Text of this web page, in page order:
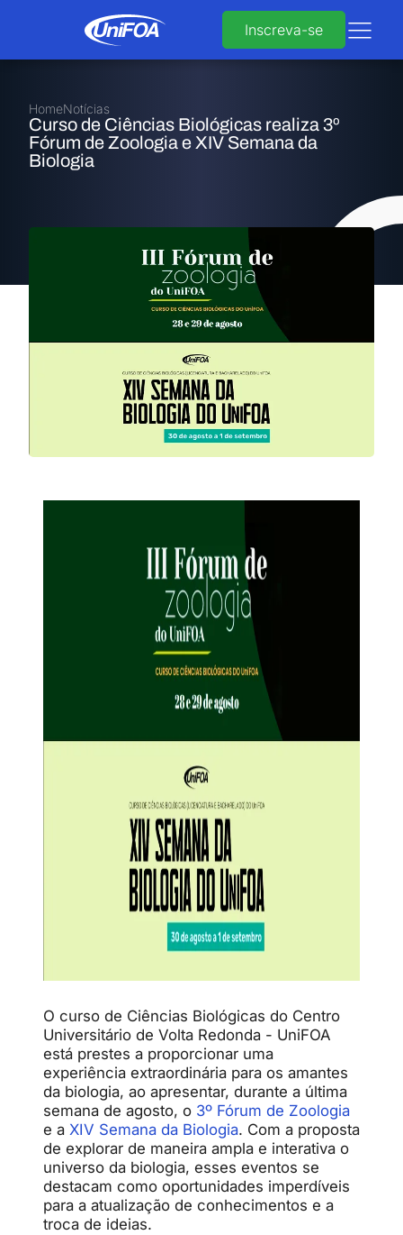
Inscreva-se
HomeNotícias
Curso de Ciências Biológicas realiza 3º
Fórum de Zoologia e XIV Semana da
Biologia
O curso de Ciências Biológicas do Centro
Universitário de Volta Redonda - UniFOA
está prestes a proporcionar uma
experiência extraordinária para os amantes
da biologia, ao apresentar, durante a última
semana de agosto, o 3º Fórum de Zoologia
e a XIV Semana da Biologia. Com a proposta
de explorar de maneira ampla e interativa o
universo da biologia, esses eventos se
destacam como oportunidades imperdíveis
para a atualização de conhecimentos e a
troca de ideias.